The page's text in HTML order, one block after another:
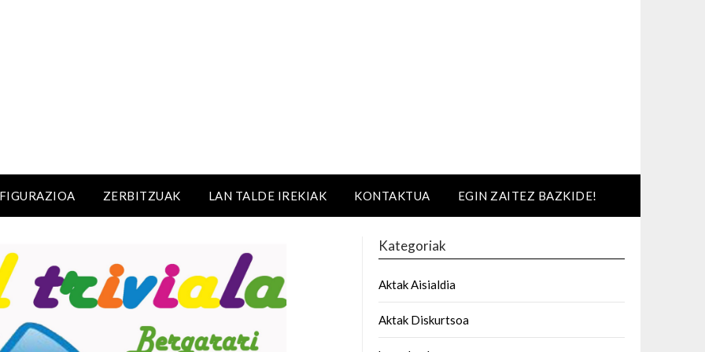
ZERBITZUAK LAN TALDE IREKIAK KONTAKTUA EGIN ZAITEZ BAZKIDE!
Kategoriak
Aktak Aisialdia
Aktak Diskurtsoa